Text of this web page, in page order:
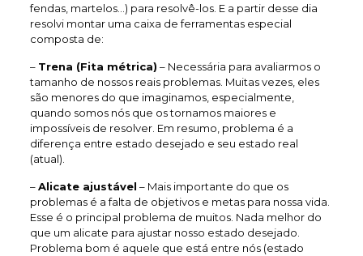
fendas, martelos…) para resolvê-los. E a partir desse dia
resolvi montar uma caixa de ferramentas especial
composta de:
– Trena (Fita métrica) – Necessária para avaliarmos o
tamanho de nossos reais problemas. Muitas vezes, eles
são menores do que imaginamos, especialmente,
quando somos nós que os tornamos maiores e
impossíveis de resolver. Em resumo, problema é a
diferença entre estado desejado e seu estado real
(atual).
–Alicate ajustável – Mais importante do que os
problemas é a falta de objetivos e metas para nossa vida.
Esse é o principal problema de muitos. Nada melhor do
que um alicate para ajustar nosso estado desejado.
Problema bom é aquele que está entre nós (estado